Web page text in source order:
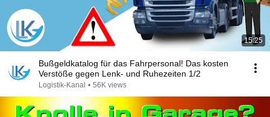
15:25
Bußgeldkatalog für das Fahrpersonal! Das kosten
Verstöße gegen Lenk- und Ruhezeiten 1/2
Logistik-Kanal • 56K views